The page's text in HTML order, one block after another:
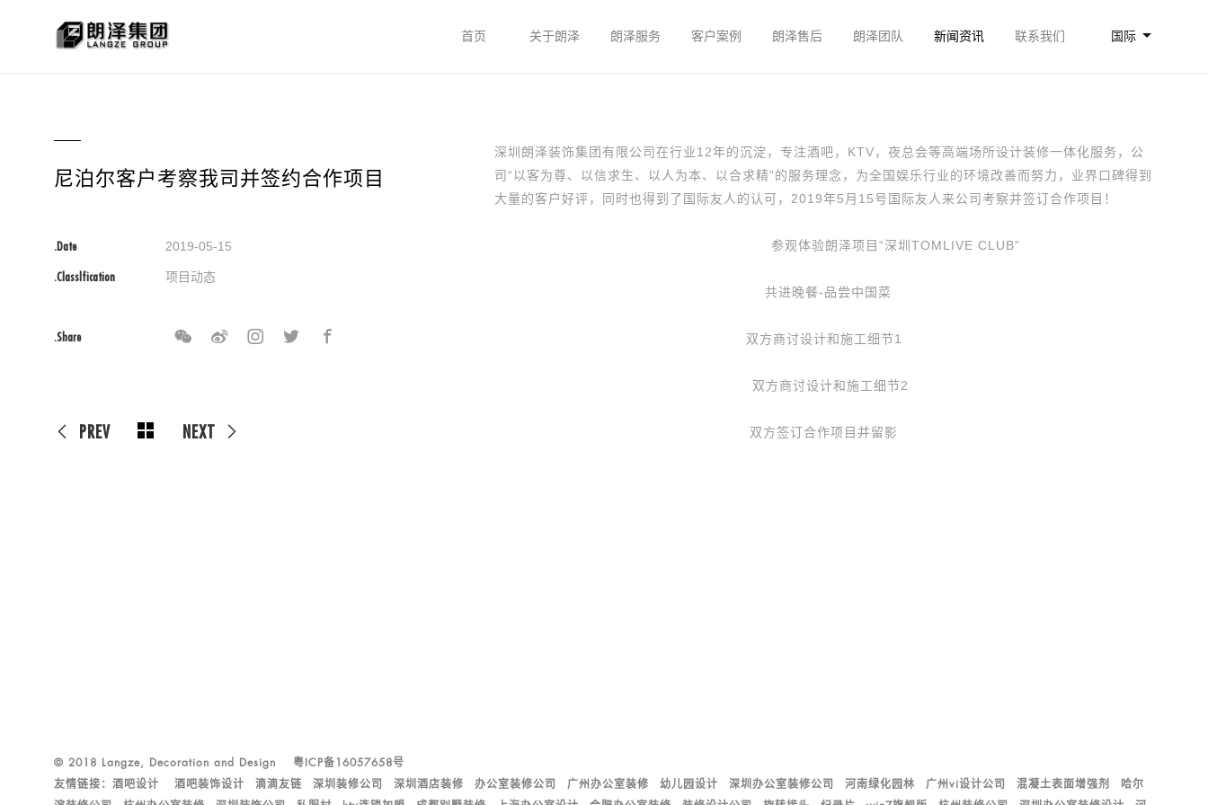
首页 关于朗泽 朗泽服务 客户案例 朗泽售后 朗泽团队 新闻资讯 联系我们 国际
尼泊尔客户考察我司并签约合作项目
.Date 2019-05-15
.Classlfication 项目动态
.Share
深圳朗泽装饰集团有限公司在行业12年的沉淀，专注酒吧，KTV，夜总会等高端场所设计装修一体化服务，公
司“以客为尊、以信求生、以人为本、以合求精”的服务理念，为全国娱乐行业的环境改善而努力，业界口碑得到
大量的客户好评，同时也得到了国际友人的认可，2019年5月15号国际友人来公司考察并签订合作项目！
参观体验朗泽项目“深圳TOMLIVE CLUB”
共进晚餐-品尝中国菜
双方商讨设计和施工细节1
双方商讨设计和施工细节2
双方签订合作项目并留影
PREV NEXT
© 2018 Langze, Decoration and Design 粤ICP备16057658号
友情链接： 酒吧设计 酒吧装饰设计 滴滴友链 深圳装修公司 深圳酒店装修 办公室装修公司 广州办公室装修 幼儿园设计 深圳办公室装修公司 河南绿化园林 广州vi设计公司 混凝土表面增强剂
哈尔